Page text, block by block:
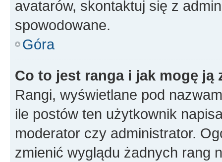
avatarów, skontaktuj się z
spowodowane.
Góra
Co to jest ranga i jak mogę ją
Rangi, wyświetlane pod
ile postów ten użytkownik
moderator czy administrator.
zmienić wyglądu żadnych rang